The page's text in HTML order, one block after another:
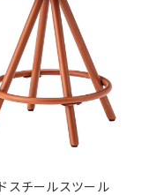
スチールスツール